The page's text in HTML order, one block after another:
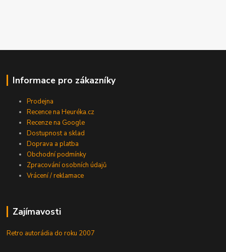
Informace pro zákazníky
Prodejna
Recence na Heuréka.cz
Recenze na Google
Dostupnost a sklad
Doprava a platba
Obchodní podmínky
Zpracování osobních údajů
Vrácení / reklamace
Zajímavosti
Retro autorádia do roku 2007